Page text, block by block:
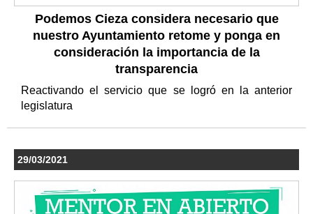
Podemos Cieza considera necesario que
nuestro Ayuntamiento retome y ponga en
consideración la importancia de la
transparencia
Reactivando el servicio que se logró en la anterior
legislatura
29/03/2021